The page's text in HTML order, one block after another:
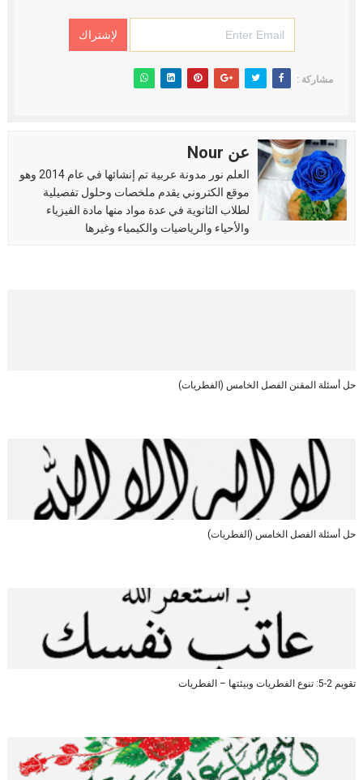
مشاركة :
عن Nour
العلم نور مدونة عربية تم إنشائها في عام 2014 وهو
موقع الكتروني يقدم ملخصات وحلول تفصيلية
لطلاب الثانوية في عدة مواد منها مادة الفيزياء
والأحياء والرياضيات والكيمياء وغيرها
حل أسئلة المقنن الفصل الخامس (الفطريات)
حل أسئلة الفصل الخامس (الفطريات)
تقويم 2-5: تنوع الفطريات وبيئتها – الفطريات